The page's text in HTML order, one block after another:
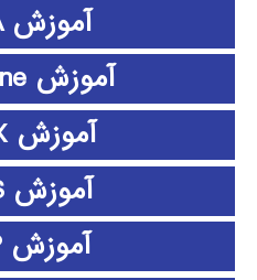
آموزش CATIA
آموزش clementine
آموزش CPLEX
آموزش EDIUS
آموزش EMTP